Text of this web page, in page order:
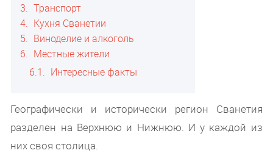
3
Транспорт
4
Кухня Сванетии
5
Виноделие и алкоголь
6
Местные жители
6.1
Интересные факты
Географически и исторически регион Сванетия
разделен на Верхнюю и Нижнюю. И у каждой из
них своя столица.